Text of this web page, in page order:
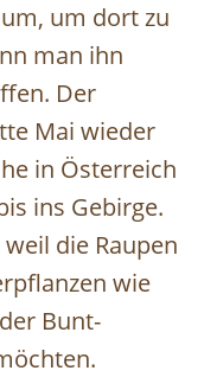
um dort zu
man ihn
Der
Mai wieder
in Österreich
ins Gebirge.
die Raupen
wie
Bunt-